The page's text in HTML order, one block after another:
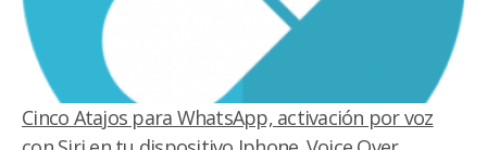
Cinco Atajos para WhatsApp, activación por voz